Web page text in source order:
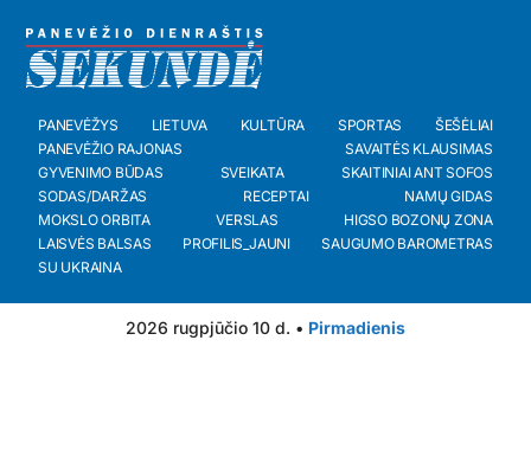
PANEVĖŽYS LIETUVA KULTŪRA SPORTAS
ŠEŠĖLIAI
PANEVĖŽIO RAJONAS
SAVAITĖS KLAUSIMAS
GYVENIMO BŪDAS
SVEIKATA
SKAITINIAI ANT SOFOS
SODAS/DARŽAS
RECEPTAI
NAMŲ GIDAS
MOKSLO ORBITA
VERSLAS
HIGSO BOZONŲ ZONA
LAISVĖS BALSAS
PROFILIS_JAUNI
SAUGUMO BAROMETRAS
SU UKRAINA
2026 rugpjūčio 10 d. • Pirmadienis